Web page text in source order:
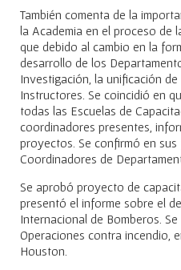
También comenta de la
la Academia en el proceso de
que debido al cambio en la
desarrollo de los
Investigación, la unificación
Instructores. Se coincidió en
todas las Escuelas de
coordinadores presentes,
proyectos. Se confirmó en
Coordinadores de
Se aprobó proyecto de
presentó el informe sobre el
Internacional de Bomberos.
Operaciones contra incendio,
Houston.